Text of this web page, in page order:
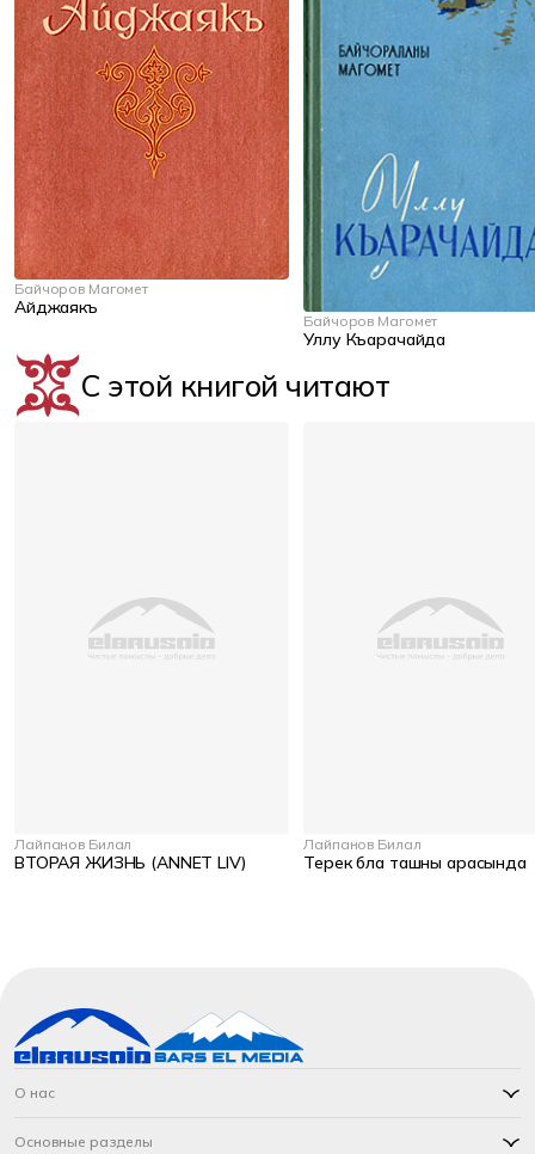
Байчоров Магомет
Айджаякъ
Байчоров Магомет
Уллу Къарачайда
С этой книгой читают
Лайпанов Билал
ВТОРАЯ ЖИЗНЬ (ANNET LIV)
Лайпанов Билал
Терек бла ташны арасында
О нас
Основные разделы